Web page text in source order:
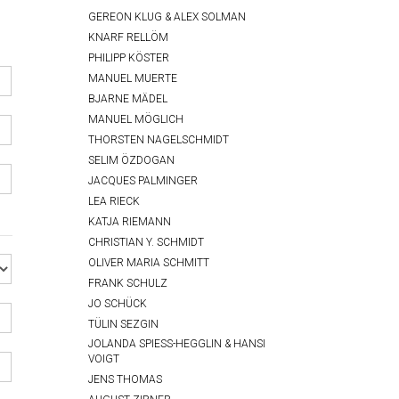
GEREON KLUG & ALEX SOLMAN
KNARF RELLÖM
PHILIPP KÖSTER
MANUEL MUERTE
BJARNE MÄDEL
MANUEL MÖGLICH
THORSTEN NAGELSCHMIDT
SELIM ÖZDOGAN
JACQUES PALMINGER
LEA RIECK
KATJA RIEMANN
CHRISTIAN Y. SCHMIDT
OLIVER MARIA SCHMITT
FRANK SCHULZ
JO SCHÜCK
TÜLIN SEZGIN
JOLANDA SPIESS-HEGGLIN & HANSI
VOIGT
JENS THOMAS